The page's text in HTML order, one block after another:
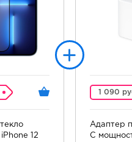
12
1 090
Адаптер
C